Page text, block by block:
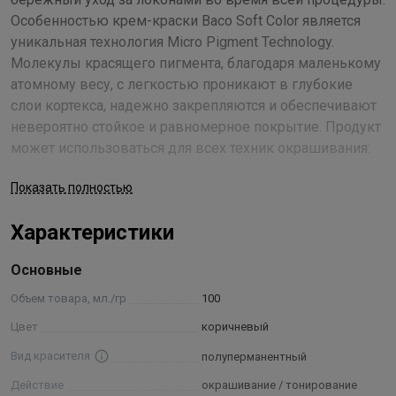
Особенностью крем-краски Baco Soft Color является
уникальная технология Micro Pigment Technology.
Молекулы красящего пигмента, благодаря маленькому
атомному весу, с легкостью проникают в глубокие
слои кортекса, надежно закрепляются и обеспечивают
невероятно стойкое и равномерное покрытие. Продукт
может использоваться для всех техник окрашивания:
3-х оттенков, что делает его универсальным и
результата.
основанный на сочетании гидролизатов натурального
шелка и риса. Их комбинированное воздействие
структуру прядей, наполняет локоны удивительной
силой и мерцающим блеском. Алоэ вера и провитамин
В5 уберегают волосы от пересыхания, обеспечивают
Показать полностью
Характеристики
Основные
Объем товара, мл./гр 100
Цвет коричневый
Вид красителя полуперманентный
Действие окрашивание / тонирование